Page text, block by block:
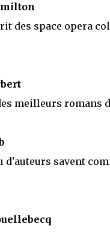
des space opera
meilleurs romans
d'auteurs savent